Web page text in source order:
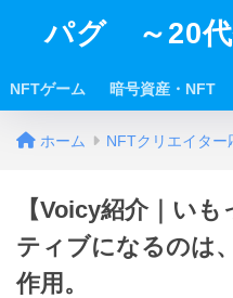
パグ ～20代
NFTゲーム 暗号資産・NFT
ホーム NFTクリエイター
【Voicy紹介｜い
ティブになるのは
作用。